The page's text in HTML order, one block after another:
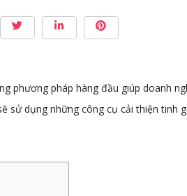
phương pháp hàng đầu giúp doanh
sử dụng những công cụ cải thiện tinh